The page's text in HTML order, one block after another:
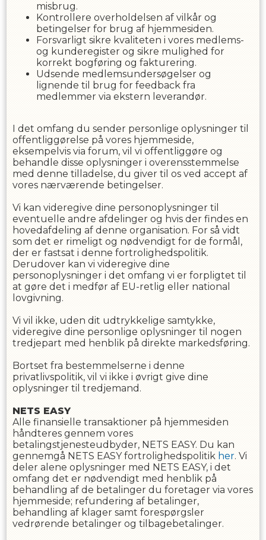
misbrug.
Kontrollere overholdelsen af ​​vilkår og
betingelser for brug af hjemmesiden.
Forsvarligt sikre kvaliteten i vores medlems-
og kunderegister og sikre mulighed for
korrekt bogføring og fakturering.
Udsende medlemsundersøgelser og
lignende til brug for feedback fra
medlemmer via ekstern leverandør.
I det omfang du sender personlige oplysninger til
offentliggørelse på vores hjemmeside,
eksempelvis via forum, vil vi offentliggøre og
behandle disse oplysninger i overensstemmelse
med denne tilladelse, du giver til os ved accept af
vores nærværende betingelser.
Vi kan videregive dine personoplysninger til
eventuelle andre afdelinger og hvis der findes en
hovedafdeling af denne organisation. For så vidt
som det er rimeligt og nødvendigt for de formål,
der er fastsat i denne fortrolighedspolitik.
Derudover kan vi videregive dine
personoplysninger i det omfang vi er forpligtet til
at gøre det i medfør af EU-retlig eller national
lovgivning.
Vi vil ikke, uden dit udtrykkelige samtykke,
videregive dine personlige oplysninger til nogen
tredjepart med henblik på direkte markedsføring.
Bortset fra bestemmelserne i denne
privatlivspolitik, vil vi ikke i øvrigt give dine
oplysninger til tredjemand.
NETS EASY
Alle finansielle transaktioner på hjemmesiden
håndteres gennem vores
betalingstjenesteudbyder, NETS EASY. Du kan
gennemgå NETS EASY fortrolighedspolitik her. Vi
deler alene oplysninger med NETS EASY, i det
omfang det er nødvendigt med henblik på
behandling af de betalinger du foretager via vores
hjemmeside; refundering af betalinger,
behandling af klager samt forespørgsler
vedrørende betalinger og tilbagebetalinger.